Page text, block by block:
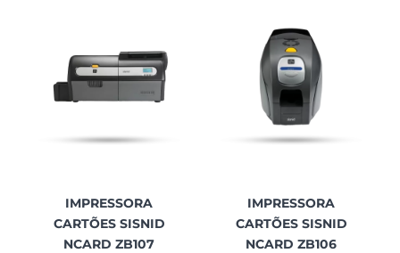
IMPRESSORA
CARTÕES SISNID
NCARD ZB107
IMPRESSORA
CARTÕES SISNID
NCARD ZB106